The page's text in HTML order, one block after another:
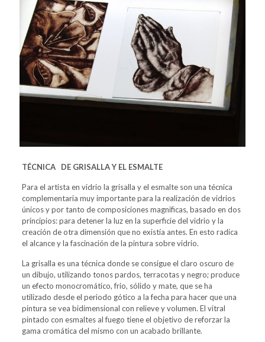
TÉCNICA DE GRISALLA Y EL ESMALTE
Para el artista en vidrio la grisalla y el esmalte son una técnica
complementaria muy importante para la realización de vidrios
únicos y por tanto de composiciones magnificas, basado en dos
principios: para detener la luz en la superficie del vidrio y la
creación de otra dimensión que no existía antes. En esto radica
el alcance y la fascinación de la pintura sobre vidrio.
La grisalla es una técnica donde se consigue el claro oscuro de
un dibujo, utilizando tonos pardos, terracotas y negro; produce
un efecto monocromático, frio, sólido y mate, que se ha
utilizado desde el periodo gótico a la fecha para hacer que una
pintura se vea bidimensional con relieve y volumen. El vitral
pintado con esmaltes al fuego tiene el objetivo de reforzar la
gama cromática del mismo con un acabado brillante.